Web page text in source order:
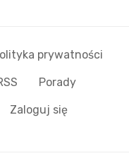
prywatności
Porady
Zaloguj się